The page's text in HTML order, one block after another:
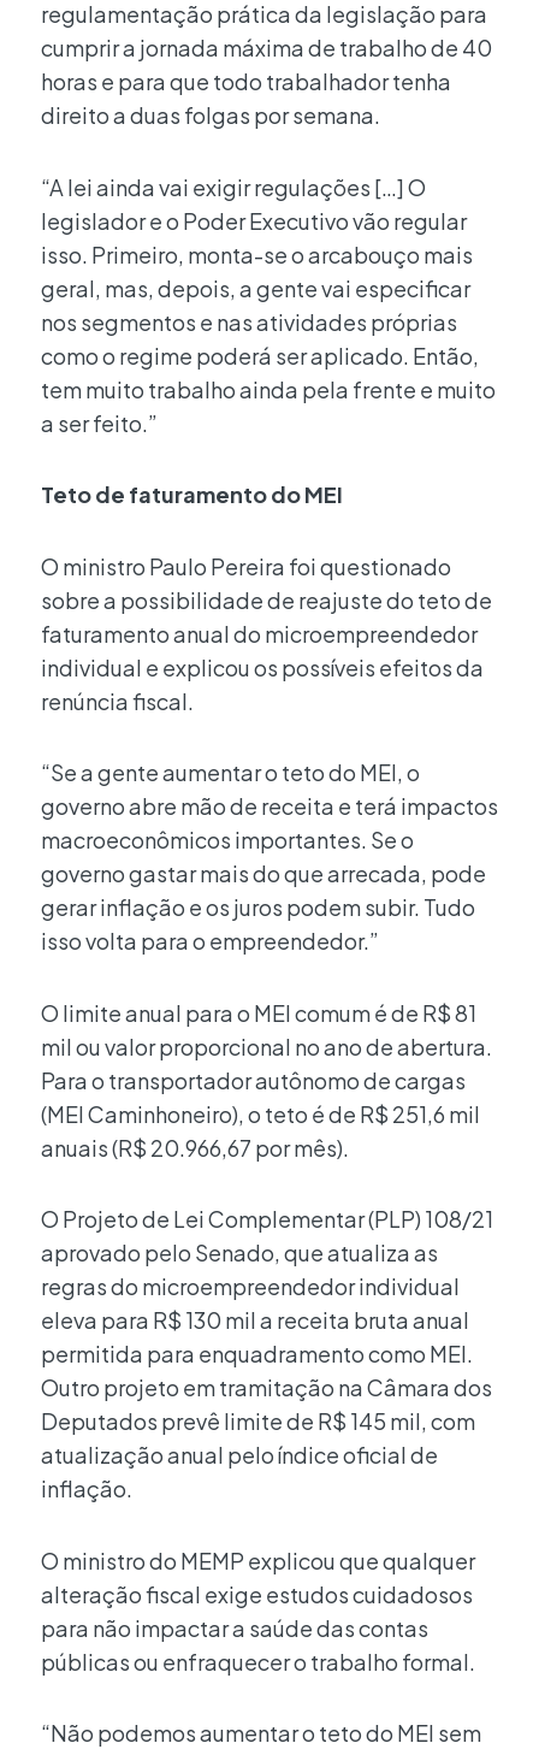
regulamentação prática da legislação para
cumprir a jornada máxima de trabalho de 40
horas e para que todo trabalhador tenha
direito a duas folgas por semana.
“A lei ainda vai exigir regulações […] O
legislador e o Poder Executivo vão regular
isso. Primeiro, monta-se o arcabouço mais
geral, mas, depois, a gente vai especificar
nos segmentos e nas atividades próprias
como o regime poderá ser aplicado. Então,
tem muito trabalho ainda pela frente e muito
a ser feito.”
Teto de faturamento do MEI
O ministro Paulo Pereira foi questionado
sobre a possibilidade de reajuste do teto de
faturamento anual do microempreendedor
individual e explicou os possíveis efeitos da
renúncia fiscal.
“Se a gente aumentar o teto do MEI, o
governo abre mão de receita e terá impactos
macroeconômicos importantes. Se o
governo gastar mais do que arrecada, pode
gerar inflação e os juros podem subir. Tudo
isso volta para o empreendedor.”
O limite anual para o MEI comum é de R$ 81
mil ou valor proporcional no ano de abertura.
Para o transportador autônomo de cargas
(MEI Caminhoneiro), o teto é de R$ 251,6 mil
anuais (R$ 20.966,67 por mês).
O Projeto de Lei Complementar (PLP) 108/21
aprovado pelo Senado, que atualiza as
regras do microempreendedor individual
eleva para R$ 130 mil a receita bruta anual
permitida para enquadramento como MEI.
Outro projeto em tramitação na Câmara dos
Deputados prevê limite de R$ 145 mil, com
atualização anual pelo índice oficial de
inflação.
O ministro do MEMP explicou que qualquer
alteração fiscal exige estudos cuidadosos
para não impactar a saúde das contas
públicas ou enfraquecer o trabalho formal.
“Não podemos aumentar o teto do MEI sem